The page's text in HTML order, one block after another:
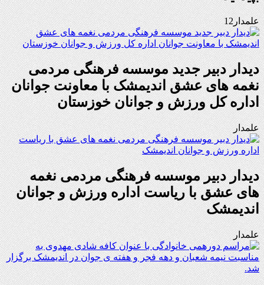
علمدار12
دیدار دبیر جدید موسسه فرهنگی مردمی
نغمه های عشق اندیمشک با معاونت جوانان
اداره کل ورزش و جوانان خوزستان
علمدار
دیدار دبیر موسسه فرهنگی مردمی نغمه
های عشق با ریاست اداره ورزش و جوانان
اندیمشک
علمدار